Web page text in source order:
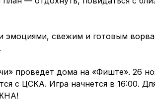
эмоциями, свежим и готовым
проведет дома на «Фиште». 26
с ЦСКА. Игра начнется в 16:00.